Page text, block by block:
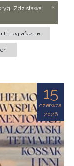
Zdzisława
Etnograficzne
15
czerwca
2026